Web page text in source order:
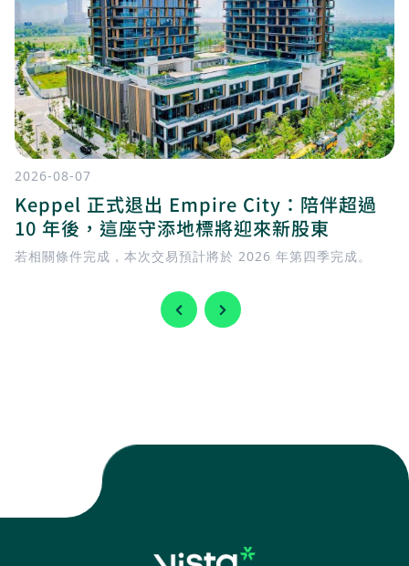
2026-08-07
Keppel 正式退出 Empire City：陪伴超過
10 年後，這座守添地標將迎來新股東
若相關條件完成，本次交易預計將於 2026 年第四季完成。